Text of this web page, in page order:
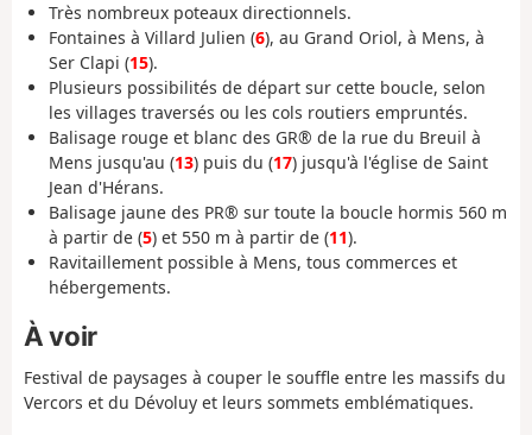
Très nombreux poteaux directionnels.
Fontaines à Villard Julien (6), au Grand Oriol, à Mens, à
Ser Clapi (15).
Plusieurs possibilités de départ sur cette boucle, selon
les villages traversés ou les cols routiers empruntés.
Balisage rouge et blanc des GR® de la rue du Breuil à
Mens jusqu'au (13) puis du (17) jusqu'à l'église de Saint
Jean d'Hérans.
Balisage jaune des PR® sur toute la boucle hormis 560 m
à partir de (5) et 550 m à partir de (11).
Ravitaillement possible à Mens, tous commerces et
hébergements.
À voir
Festival de paysages à couper le souffle entre les massifs du
Vercors et du Dévoluy et leurs sommets emblématiques.